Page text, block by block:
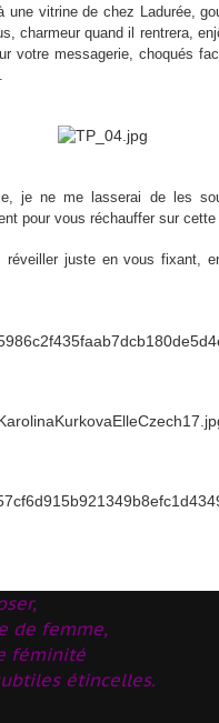
vitrine de chez Ladurée,
charmeur quand il rentrera,
votre messagerie, choqués
je ne me lasserai de les
pour vous réchauffer sur
juste en vous fixant,
de femme,
féminité
étincelles.